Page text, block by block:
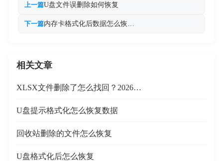
上一篇U盘文件误删除如何恢复
下一篇内存卡格式化后数据怎么恢…
相关文章
XLSX文件删除了怎么找回？2026…
U盘提示格式化怎么恢复数据
回收站删除的文件怎么恢复
U盘格式化后怎么恢复